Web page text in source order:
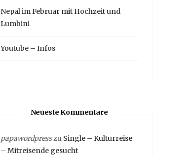
Nepal im Februar mit Hochzeit und
Lumbini
Youtube – Infos
Neueste Kommentare
papawordpresszu Single – Kulturreise
– Mitreisende gesucht